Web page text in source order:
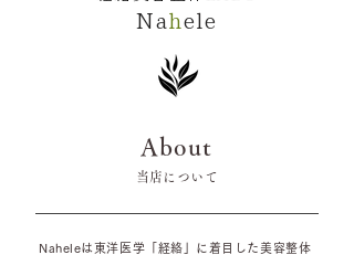
Nahele
About
​当店について
Naheleは東洋医学「経絡」に着目した美容整体